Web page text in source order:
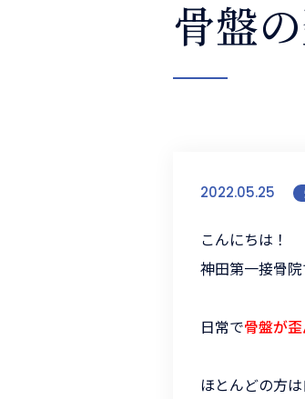
骨盤
2022.05.25
こんにちは！
神田第一接骨院
日常で骨盤が
ほとんどの方